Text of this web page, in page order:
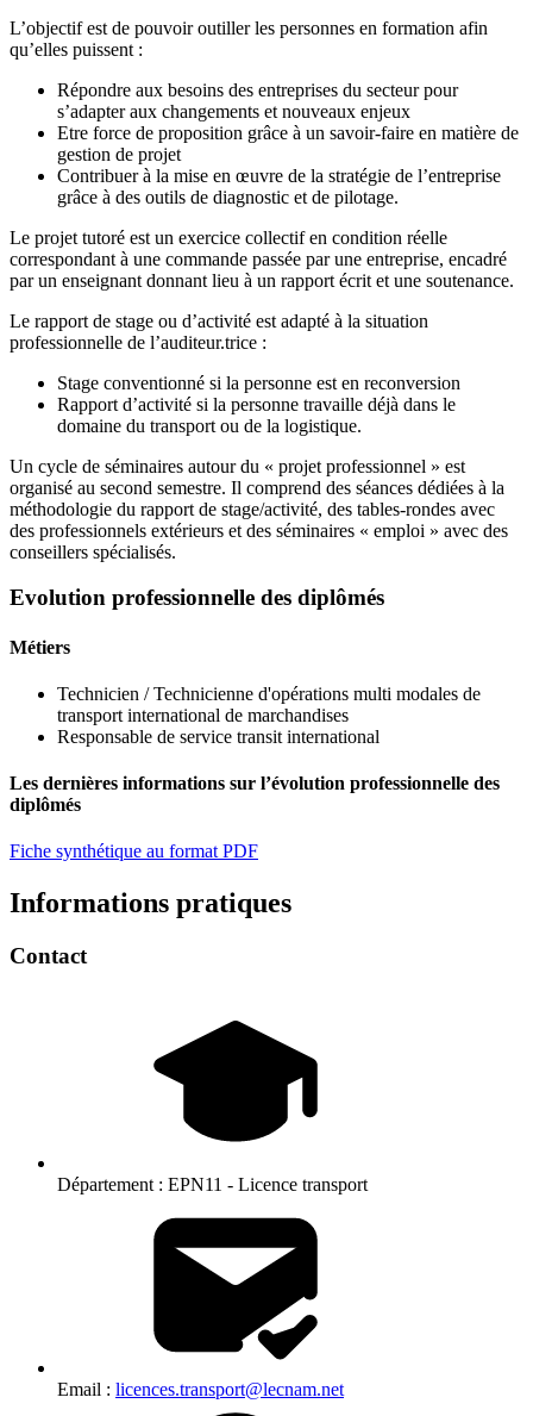
L’objectif est de pouvoir outiller les personnes en formation afin
qu’elles puissent :
Répondre aux besoins des entreprises du secteur pour
s’adapter aux changements et nouveaux enjeux
Etre force de proposition grâce à un savoir-faire en matière de
gestion de projet
Contribuer à la mise en œuvre de la stratégie de l’entreprise
grâce à des outils de diagnostic et de pilotage.
Le projet tutoré est un exercice collectif en condition réelle
correspondant à une commande passée par une entreprise, encadré
par un enseignant donnant lieu à un rapport écrit et une soutenance.
Le rapport de stage ou d’activité est adapté à la situation
professionnelle de l’auditeur.trice :
Stage conventionné si la personne est en reconversion
Rapport d’activité si la personne travaille déjà dans le
domaine du transport ou de la logistique.
Un cycle de séminaires autour du « projet professionnel » est
organisé au second semestre. Il comprend des séances dédiées à la
méthodologie du rapport de stage/activité, des tables-rondes avec
des professionnels extérieurs et des séminaires « emploi » avec des
conseillers spécialisés.
Evolution professionnelle des diplômés
Métiers
Technicien / Technicienne d'opérations multi modales de
transport international de marchandises
Responsable de service transit international
Les dernières informations sur l’évolution professionnelle des
diplômés
Fiche synthétique au format PDF
Informations pratiques
Contact
Département : EPN11 - Licence transport
Email : licences.transport@lecnam.net